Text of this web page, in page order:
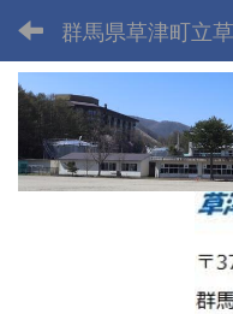
群馬県草津町立